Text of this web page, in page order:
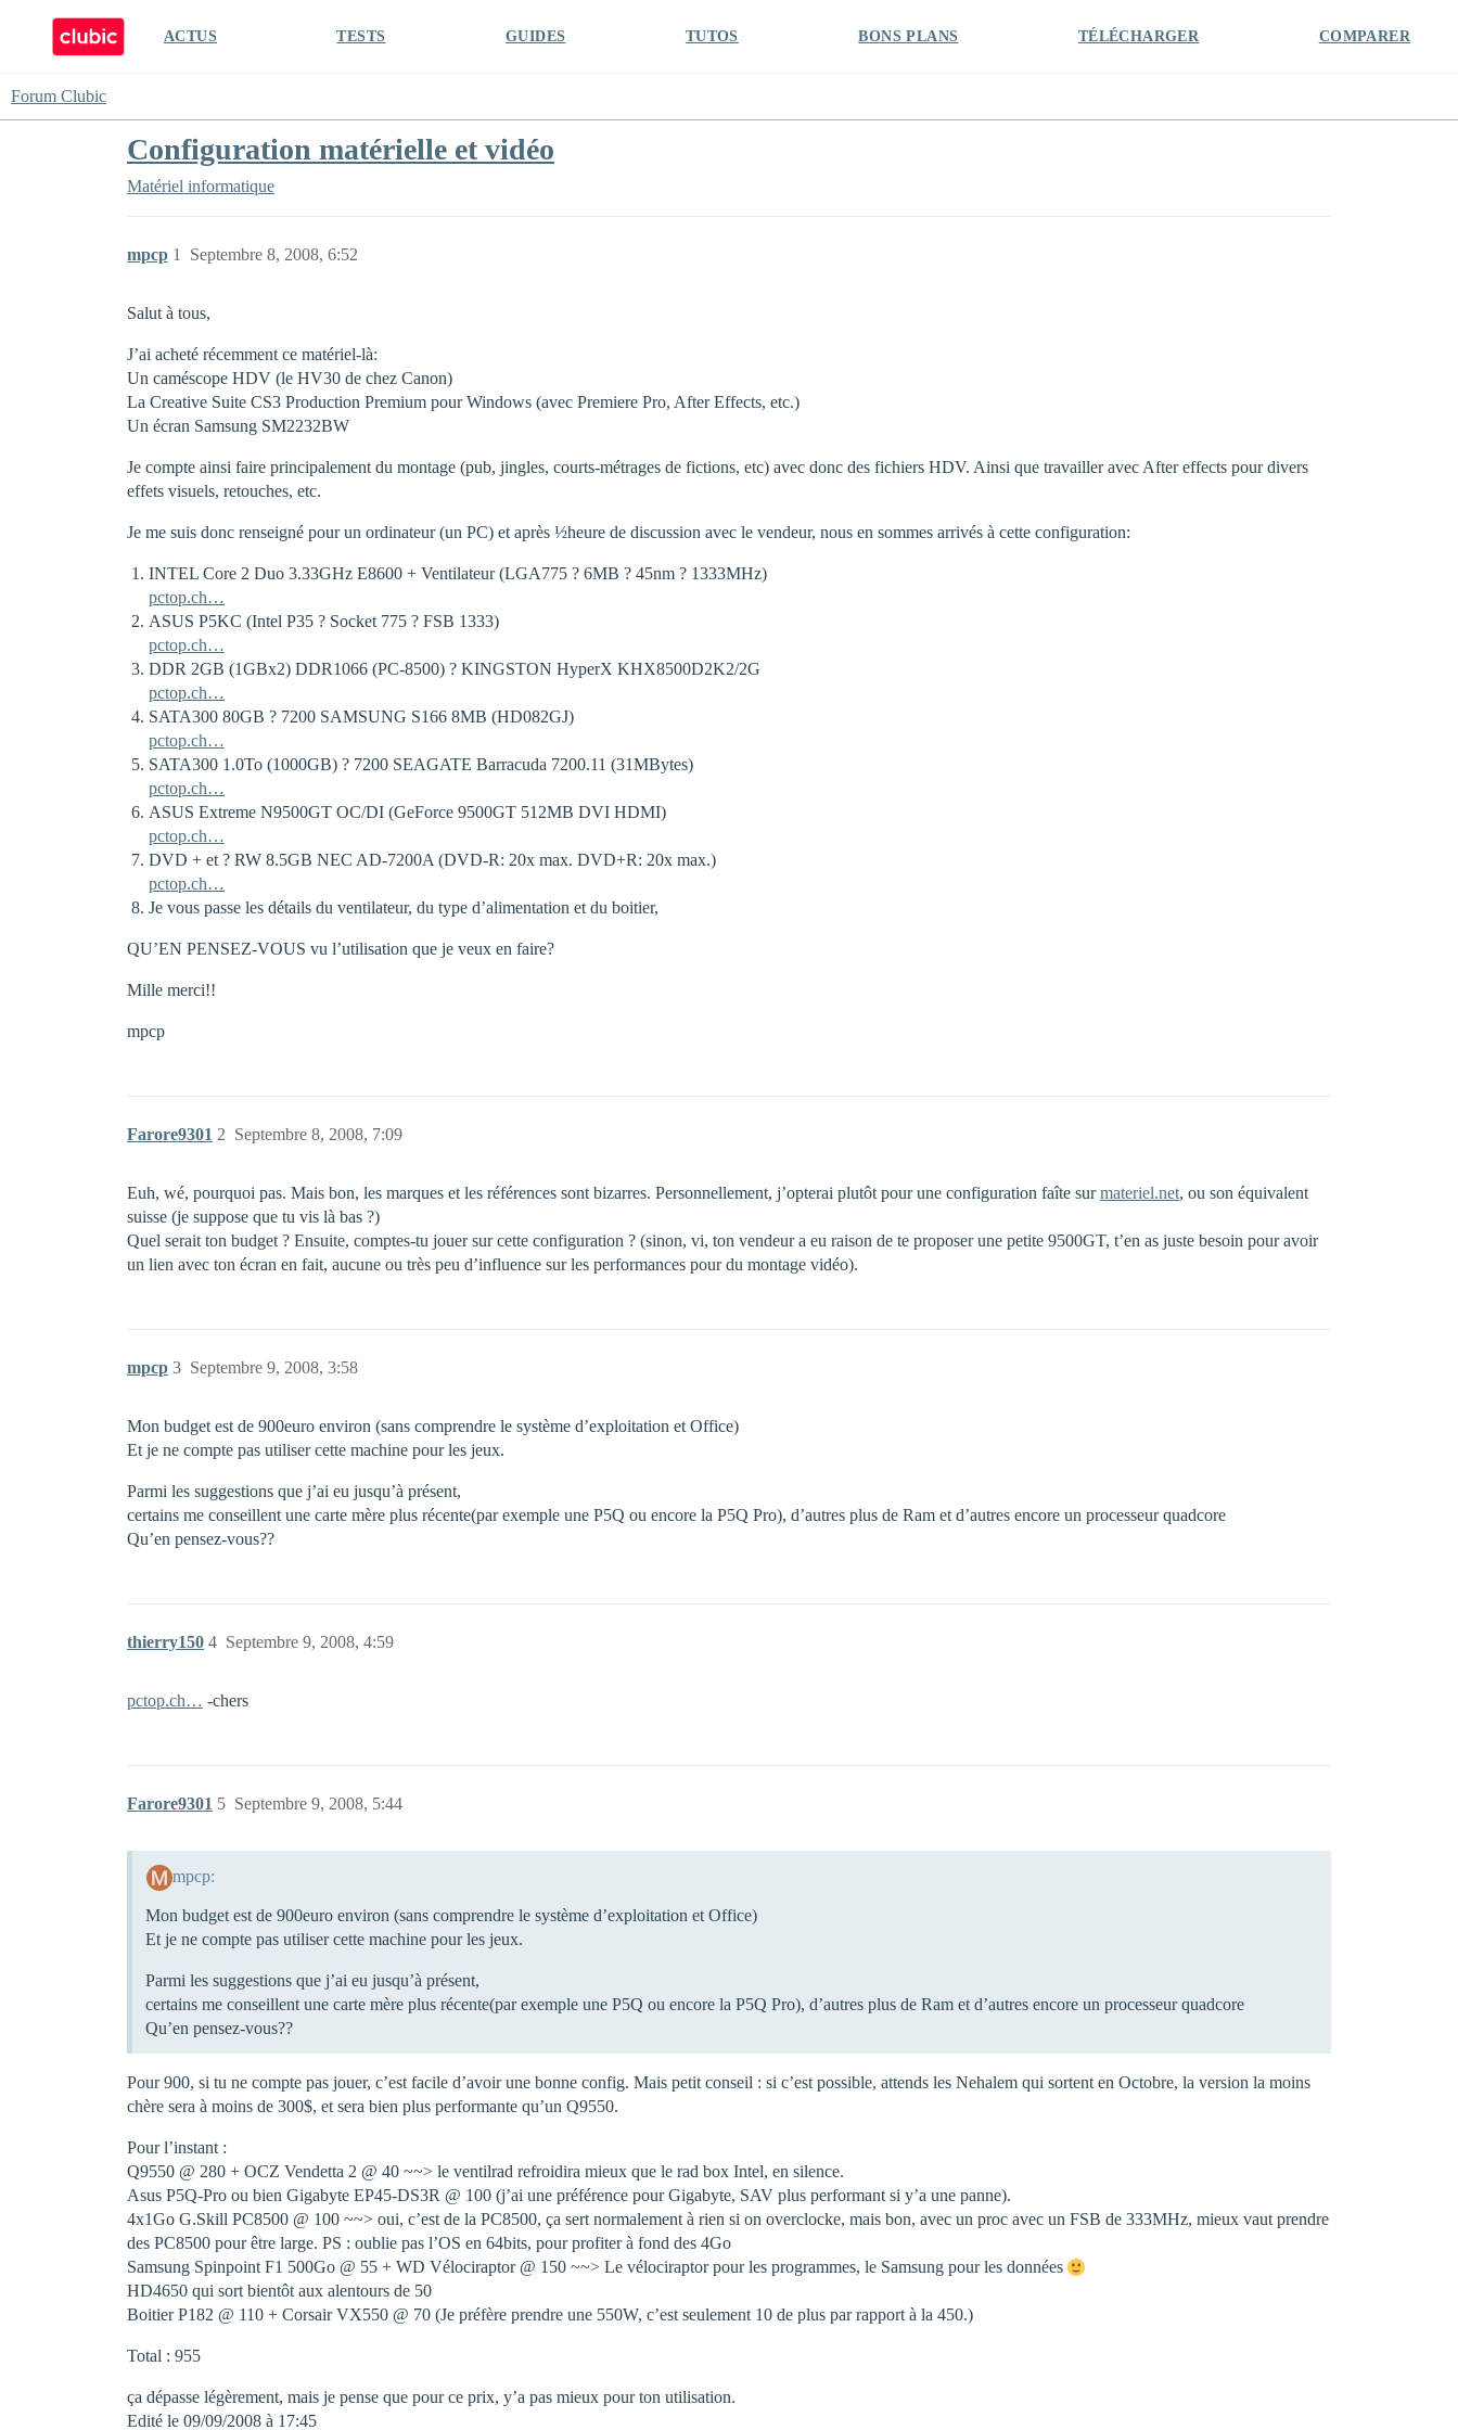
ACTUS TESTS GUIDES TUTOS BONS PLANS TÉLÉCHARGER COMPARER
Forum Clubic
Configuration matérielle et vidéo
Matériel informatique
mpcp Septembre 8, 2008, 6:52
1
Salut à tous,
J’ai acheté récemment ce matériel-là:
Un caméscope HDV (le HV30 de chez Canon)
La Creative Suite CS3 Production Premium pour Windows (avec Premiere Pro, After Effects, etc.)
Un écran Samsung SM2232BW
Je compte ainsi faire principalement du montage (pub, jingles, courts-métrages de fictions, etc) avec donc des fichiers HDV. Ainsi que travailler avec After effects pour divers
effets visuels, retouches, etc.
Je me suis donc renseigné pour un ordinateur (un PC) et après ½heure de discussion avec le vendeur, nous en sommes arrivés à cette configuration:
INTEL Core 2 Duo 3.33GHz E8600 + Ventilateur (LGA775 ? 6MB ? 45nm ? 1333MHz)
pctop.ch…
ASUS P5KC (Intel P35 ? Socket 775 ? FSB 1333)
pctop.ch…
DDR 2GB (1GBx2) DDR1066 (PC-8500) ? KINGSTON HyperX KHX8500D2K2/2G
pctop.ch…
SATA300 80GB ? 7200 SAMSUNG S166 8MB (HD082GJ)
pctop.ch…
SATA300 1.0To (1000GB) ? 7200 SEAGATE Barracuda 7200.11 (31MBytes)
pctop.ch…
ASUS Extreme N9500GT OC/DI (GeForce 9500GT 512MB DVI HDMI)
pctop.ch…
DVD + et ? RW 8.5GB NEC AD-7200A (DVD-R: 20x max. DVD+R: 20x max.)
pctop.ch…
Je vous passe les détails du ventilateur, du type d’alimentation et du boitier,
QU’EN PENSEZ-VOUS vu l’utilisation que je veux en faire?
Mille merci!!
mpcp
Farore9301 Septembre 8, 2008, 7:09
2
Euh, wé, pourquoi pas. Mais bon, les marques et les références sont bizarres. Personnellement, j’opterai plutôt pour une configuration faîte surmateriel.net, ou son équivalent
suisse (je suppose que tu vis là bas ?)
Quel serait ton budget ? Ensuite, comptes-tu jouer sur cette configuration ? (sinon, vi, ton vendeur a eu raison de te proposer une petite 9500GT, t’en as juste besoin pour avoir
un lien avec ton écran en fait, aucune ou très peu d’influence sur les performances pour du montage vidéo).
mpcp Septembre 9, 2008, 3:58
3
Mon budget est de 900euro environ (sans comprendre le système d’exploitation et Office)
Et je ne compte pas utiliser cette machine pour les jeux.
Parmi les suggestions que j’ai eu jusqu’à présent,
certains me conseillent une carte mère plus récente(par exemple une P5Q ou encore la P5Q Pro), d’autres plus de Ram et d’autres encore un processeur quadcore
Qu’en pensez-vous??
thierry150 Septembre 9, 2008, 4:59
4
pctop.ch… -chers
Farore9301 Septembre 9, 2008, 5:44
5
mpcp:
Mon budget est de 900euro environ (sans comprendre le système d’exploitation et Office)
Et je ne compte pas utiliser cette machine pour les jeux.
Parmi les suggestions que j’ai eu jusqu’à présent,
certains me conseillent une carte mère plus récente(par exemple une P5Q ou encore la P5Q Pro), d’autres plus de Ram et d’autres encore un processeur quadcore
Qu’en pensez-vous??
Pour 900, si tu ne compte pas jouer, c’est facile d’avoir une bonne config. Mais petit conseil : si c’est possible, attends les Nehalem qui sortent en Octobre, la version la moins
chère sera à moins de 300$, et sera bien plus performante qu’un Q9550.
Pour l’instant :
Q9550 @ 280 + OCZ Vendetta 2 @ 40 ~~> le ventilrad refroidira mieux que le rad box Intel, en silence.
Asus P5Q-Pro ou bien Gigabyte EP45-DS3R @ 100 (j’ai une préférence pour Gigabyte, SAV plus performant si y’a une panne).
4x1Go G.Skill PC8500 @ 100 ~~> oui, c’est de la PC8500, ça sert normalement à rien si on overclocke, mais bon, avec un proc avec un FSB de 333MHz, mieux vaut prendre
des PC8500 pour être large. PS : oublie pas l’OS en 64bits, pour profiter à fond des 4Go
Samsung Spinpoint F1 500Go @ 55 + WD Vélociraptor @ 150 ~~> Le vélociraptor pour les programmes, le Samsung pour les données
HD4650 qui sort bientôt aux alentours de 50
Boitier P182 @ 110 + Corsair VX550 @ 70 (Je préfère prendre une 550W, c’est seulement 10 de plus par rapport à la 450.)
Total : 955
ça dépasse légèrement, mais je pense que pour ce prix, y’a pas mieux pour ton utilisation.
Edité le 09/09/2008 à 17:45